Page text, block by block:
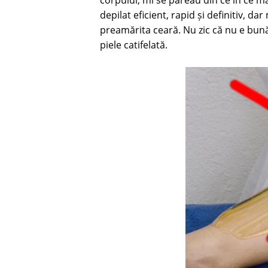
depilat eficient, rapid și definitiv,
preamărita ceară. Nu zic că nu e
piele catifelată.